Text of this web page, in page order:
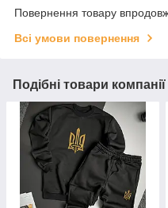
Повернення товару
Всі умови повернення
Подібні товари компанії